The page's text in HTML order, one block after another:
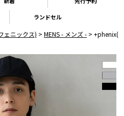
ランドセル
ェニックス) MENS - メンズ - +phenix(